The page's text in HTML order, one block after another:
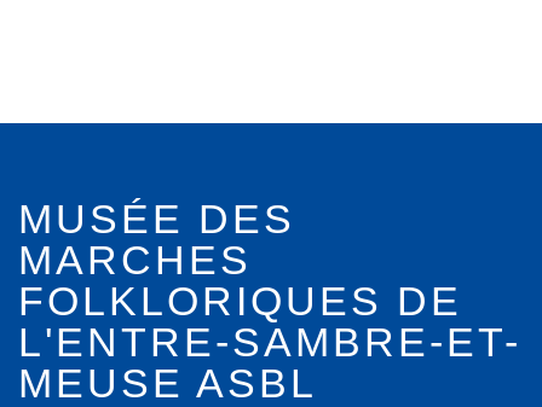
MUSÉE DES
MARCHES
FOLKLORIQUES DE
L'ENTRE-SAMBRE-ET-
MEUSE ASBL